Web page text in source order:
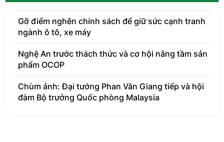
Gỡ điểm nghẽn chính sách để giữ sức cạnh tranh
ngành ô tô, xe máy
Nghệ An trước thách thức và cơ hội nâng tầm sản
phẩm OCOP
Chùm ảnh: Đại tướng Phan Văn Giang tiếp và hội
đàm Bộ trưởng Quốc phòng Malaysia